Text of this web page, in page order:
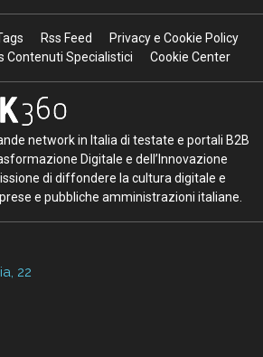
Rss Feed
Privacy e Cookie Policy
Contenuti Specialistici
Cookie Center
network in Italia di testate e portali B2B
Digitale e dell’Innovazione
di diffondere la cultura digitale e
e pubbliche amministrazioni italiane.
22